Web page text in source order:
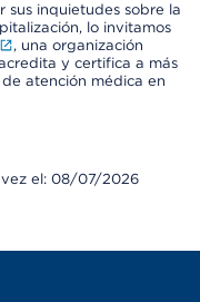
sus inquietudes sobre la
lo invitamos
, una organización
y certifica a más
atención médica en
el: 08/07/2026